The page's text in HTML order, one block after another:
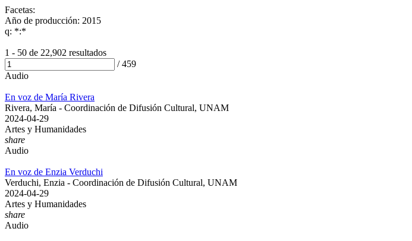
Facetas:
Año de producción: 2015
q: *:*
1 - 50 de 22,902 resultados
/459
Audio
En voz de María Rivera
Rivera, María - Coordinación de Difusión Cultural, UNAM
2024-04-29
Artes y Humanidades
share
Audio
En voz de Enzia Verduchi
Verduchi, Enzia - Coordinación de Difusión Cultural, UNAM
2024-04-29
Artes y Humanidades
share
Audio